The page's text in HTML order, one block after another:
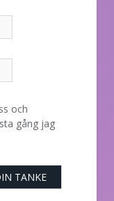
och
gång jag